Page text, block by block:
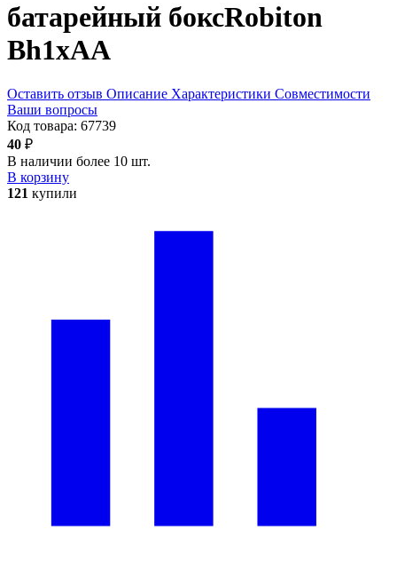
батарейный боксRobiton
Bh1xAA
Оставить отзыв Описание Характеристики Совместимости
Ваши вопросы
Код товара: 67739
40 ₽
В наличии более 10 шт.
В корзину
121 купили